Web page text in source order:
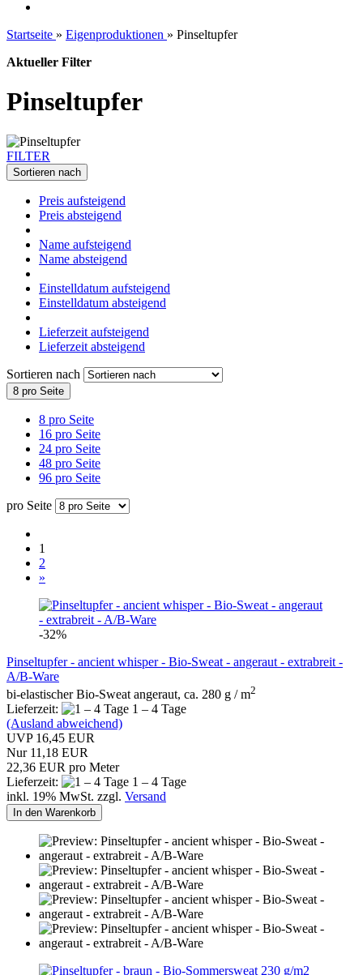
Startseite » Eigenproduktionen » Pinseltupfer
Aktueller Filter
Pinseltupfer
FILTER
Sortieren nach
Preis aufsteigend
Preis absteigend
Name aufsteigend
Name absteigend
Einstelldatum aufsteigend
Einstelldatum absteigend
Lieferzeit aufsteigend
Lieferzeit absteigend
Sortieren nach
8 pro Seite
8 pro Seite
16 pro Seite
24 pro Seite
48 pro Seite
96 pro Seite
pro Seite
1
2
»
-32%
Pinseltupfer - ancient whisper - Bio-Sweat - angeraut - extrabreit -
A/B-Ware
bi-elastischer Bio-Sweat angeraut, ca. 280 g / m2
Lieferzeit:
1 – 4 Tage
(Ausland abweichend)
UVP 16,45 EUR
Nur 11,18 EUR
22,36 EUR pro Meter
Lieferzeit:
1 – 4 Tage
inkl. 19% MwSt. zzgl. Versand
In den Warenkorb